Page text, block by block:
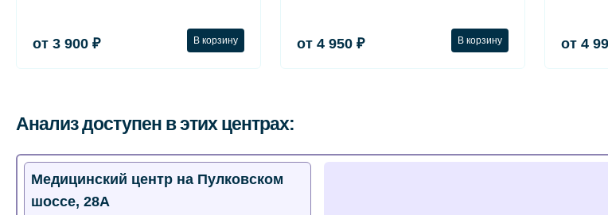
от 3 900 ₽ В корзину от 4 950 ₽ В корзину от 4
Анализ доступен в этих центрах:
Медицинский центр на Пулковском
шоссе, 28А